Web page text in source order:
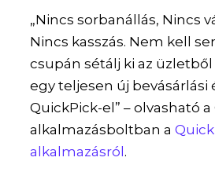
„Nincs sorbanállás, Nincs
Nincs kasszás. Nem kell
csupán sétálj ki az üzletből
egy teljesen új bevásárlási
QuickPick-el” – olvasható
alkalmazásboltban a
alkalmazásról.